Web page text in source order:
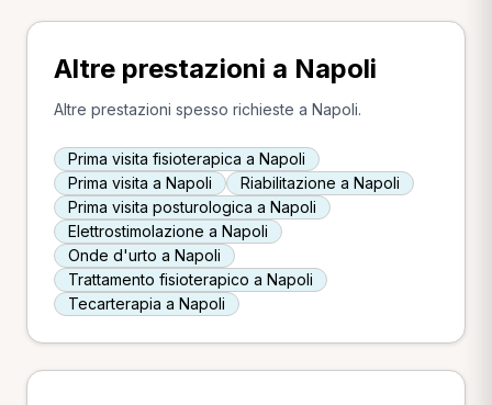
Altre prestazioni a Napoli
Altre prestazioni spesso richieste a Napoli.
Prima visita fisioterapica a Napoli
Prima visita a Napoli
Riabilitazione a Napoli
Prima visita posturologica a Napoli
Elettrostimolazione a Napoli
Onde d'urto a Napoli
Trattamento fisioterapico a Napoli
Tecarterapia a Napoli